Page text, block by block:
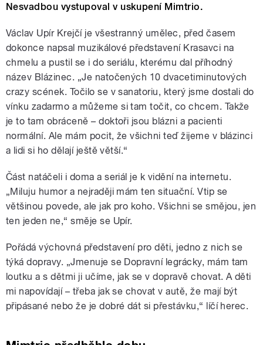
Nesvadbou vystupoval v uskupení Mimtrio.
Václav Upír Krejčí je všestranný umělec, před časem
dokonce napsal muzikálové představení Krasavci na
chmelu a pustil se i do seriálu, kterému dal příhodný
název Blázinec. „Je natočených 10 dvacetiminutových
crazy scének. Točilo se v sanatoriu, který jsme dostali do
vínku zadarmo a můžeme si tam točit, co chcem. Takže
je to tam obráceně – doktoři jsou blázni a pacienti
normální. Ale mám pocit, že všichni teď žijeme v blázinci
a lidi si ho dělají ještě větší.“
Část natáčeli i doma a seriál je k vidění na internetu.
„Miluju humor a nejraději mám ten situační. Vtip se
většinou povede, ale jak pro koho. Všichni se smějou, jen
ten jeden ne,“ směje se Upír.
Pořádá výchovná představení pro děti, jedno z nich se
týká dopravy. „Jmenuje se Dopravní legrácky, mám tam
loutku a s dětmi ji učíme, jak se v dopravě chovat. A děti
mi napovídají – třeba jak se chovat v autě, že mají být
připásané nebo že je dobré dát si přestávku,“ líčí herec.